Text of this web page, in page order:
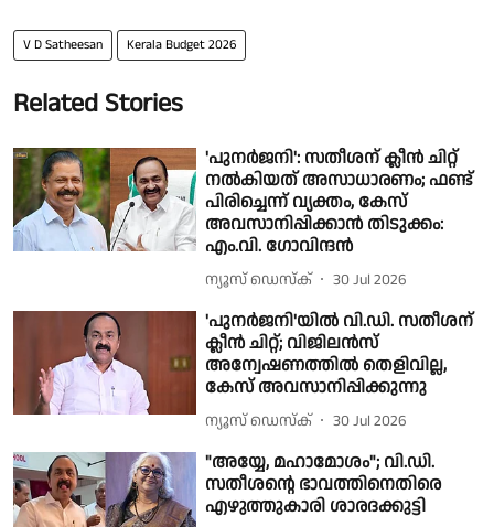
V D Satheesan Kerala Budget 2026
Related Stories
'പുനർജനി': സതീശന് ക്ലീന്‍ ചിറ്റ്
നല്‍കിയത് അസാധാരണം; ഫണ്ട്
പിരിച്ചെന്ന് വ്യക്തം, കേസ്
അവസാനിപ്പിക്കാൻ തിടുക്കം:
എം.വി. ഗോവിന്ദന്‍
ന്യൂസ് ഡെസ്ക് 30 Jul 2026
'പുനർജനി'യില്‍ വി.ഡി. സതീശന്
ക്ലീന്‍ ചിറ്റ്; വിജിലൻസ്
അന്വേഷണത്തിൽ തെളിവില്ല,
കേസ് അവസാനിപ്പിക്കുന്നു
ന്യൂസ് ഡെസ്ക് 30 Jul 2026
"അയ്യേ, മഹാമോശം"; വി.ഡി.
സതീശൻ്റെ ഭാവത്തിനെതിരെ
എഴുത്തുകാരി ശാരദക്കുട്ടി